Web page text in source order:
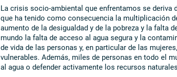
La crisis socio-ambiental que enfrentamos se deriva
que ha tenido como consecuencia la multiplicación
aumento de la desigualdad y de la pobreza y la falta
mundo la falta de acceso al agua segura y la
de vida de las personas y, en particular de las
vulnerables. Además, miles de personas en todo el
al agua o defender activamente los recursos